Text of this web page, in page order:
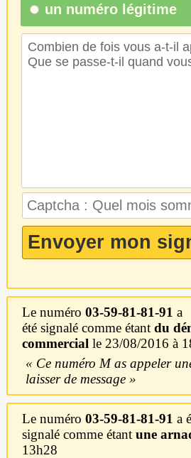
un numéro légitime
Le numéro 03-59-81-81-91 a
été signalé comme étant du
commercial le 23/08/2016 à
Ce numéro M as appeler
laisser de message
Le numéro 03-59-81-81-91 a
signalé comme étant une
13h28